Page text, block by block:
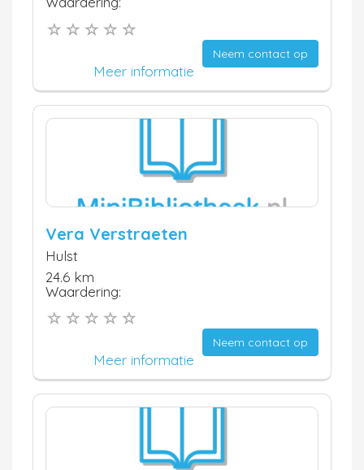
Neem contact op
Meer informatie
Vera Verstraeten
Hulst
24.6 km
Waardering:
Neem contact op
Meer informatie